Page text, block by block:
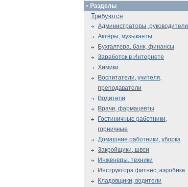
Разделы
Требуются
Администраторы, руководители
Актёры, музыканты
Бухгалтера, банк, финансы
Заработок в Интернете
Химики
Воспитатели, учителя,
преподаватели
Водители
Врачи, фармацевты
Гостиничные работники,
горничные
Домашние работники, уборка
Закройщики, швеи
Инженеры, техники
Инструктора фитнес, аэробика
Кладовщики, водители